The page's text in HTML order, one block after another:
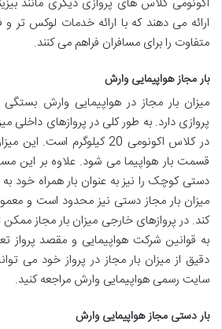
ارائه می دهند که با ارائه خدمات لوکس تر
متفاوت را برای مسافران فراهم می کنند.
بار مجاز هواپیمایی وارش
میزان بار مجاز در هواپیمایی وارش
پروازی دارد. به طور کلی در پروازهای داخلی
در کلاس اکونومی 20 کیلوگرم
قسمت بار هواپیما می شود. علاوه بر این
دستی کوچک را نیز به عنوان بار همراه خود به
کند. در پروازهای خارجی میزان بار مجاز
به قوانین شرکت هواپیمایی و مقصد پرواز
دقیق از میزان بار مجاز در پرواز خود می
سایت رسمی هواپیمایی وارش مراجعه کنید.
بار دستی مجاز هواپیمایی وارش